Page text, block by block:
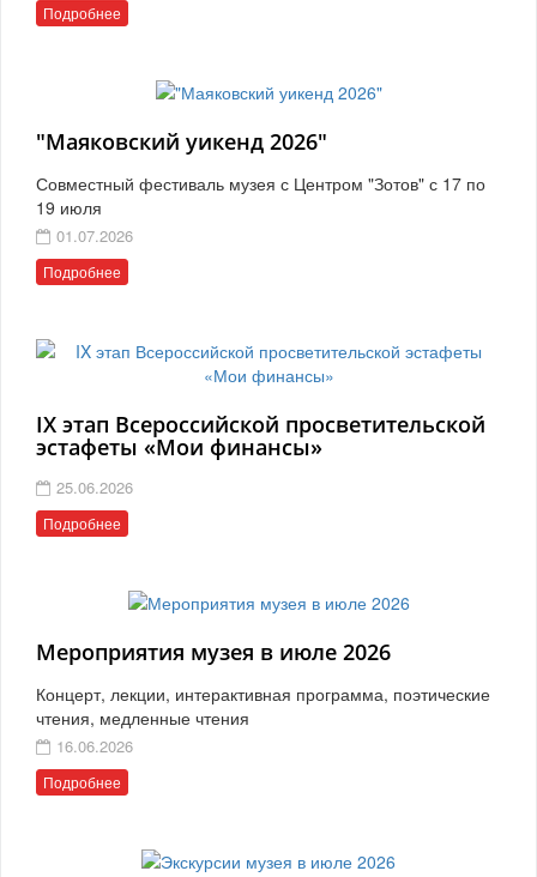
Подробнее
"Маяковский уикенд 2026"
Совместный фестиваль музея с Центром "Зотов" с 17 по
19 июля
01.07.2026
Подробнее
IX этап Всероссийской просветительской
эстафеты «Мои финансы»
25.06.2026
Подробнее
Мероприятия музея в июле 2026
Концерт, лекции, интерактивная программа, поэтические
чтения, медленные чтения
16.06.2026
Подробнее